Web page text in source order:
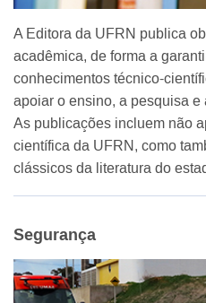
A Editora da UFRN publica
acadêmica, de forma a
conhecimentos técnico-
apoiar o ensino, a pesquisa
As publicações incluem não
científica da UFRN, como
clássicos da literatura do
Segurança